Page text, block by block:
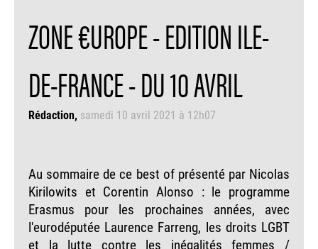
ZONE €UROPE - EDITION ILE-
DE-FRANCE - DU 10 AVRIL
Rédaction samedi 10 avril 2021 à 12h07
Au sommaire de ce best of présenté par Nicolas
Kirilowits et Corentin Alonso : le programme
Erasmus pour les prochaines années, avec
l'eurodéputée Laurence Farreng, les droits LGBT
et la lutte contre les inégalités femmes /